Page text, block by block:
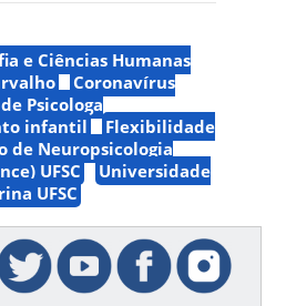
e Ciências Humanas
Coronavírus
Psicologa
infantil
Flexibilidade
de Neuropsicologia
UFSC
Universidade
UFSC